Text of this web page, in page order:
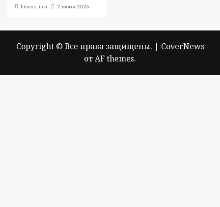
fitness_insi 2 июня 2026
Copyright © Все права защищены. | CoverNews
от AF themes.